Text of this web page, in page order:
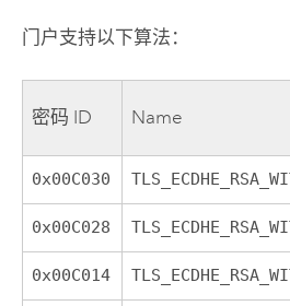
门户支持以下算法：
密码 ID Name
0x00C030
0x00C028
0x00C014